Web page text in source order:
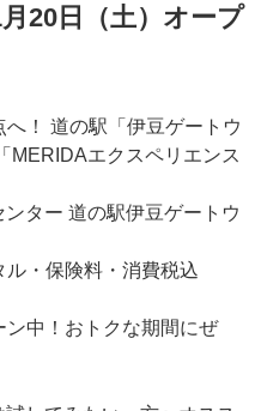
20日（土）オープ
！ 道の駅「伊豆ゲートウ
MERIDAエクスペリエンス
ル・保険料・消費税込
中！おトクな期間にぜ